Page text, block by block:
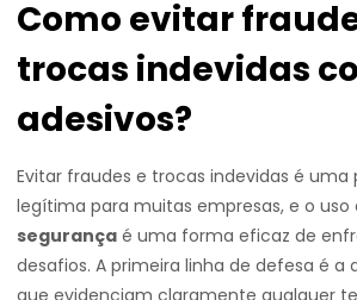
Como evitar
trocas indevidas
adesivos?
Evitar fraudes e trocas indevidas é uma
legítima para muitas empresas, e o uso
segurança é uma forma eficaz de
desafios. A primeira linha de defesa é a
que evidenciam claramente qualquer